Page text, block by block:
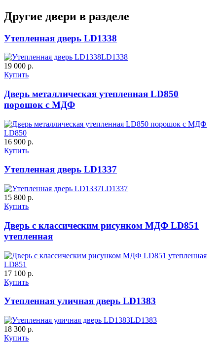
ДУБ БЕЛЁНЫЙ
C59 C60
C61 C62
Другие двери в разделе
Утепленная дверь LD1338
LD1338
19 000 р.
Купить
Дверь металлическая утепленная LD850
порошок с МДФ
LD850
16 900 р.
Купить
Утепленная дверь LD1337
LD1337
15 800 р.
Купить
Дверь с классическим рисунком МДФ LD851
утепленная
LD851
17 100 р.
Купить
Утепленная уличная дверь LD1383
LD1383
18 300 р.
Купить